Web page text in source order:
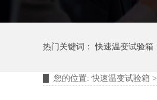
热门关键词：快速温变试验箱
您的位置:快速温变试验箱 >